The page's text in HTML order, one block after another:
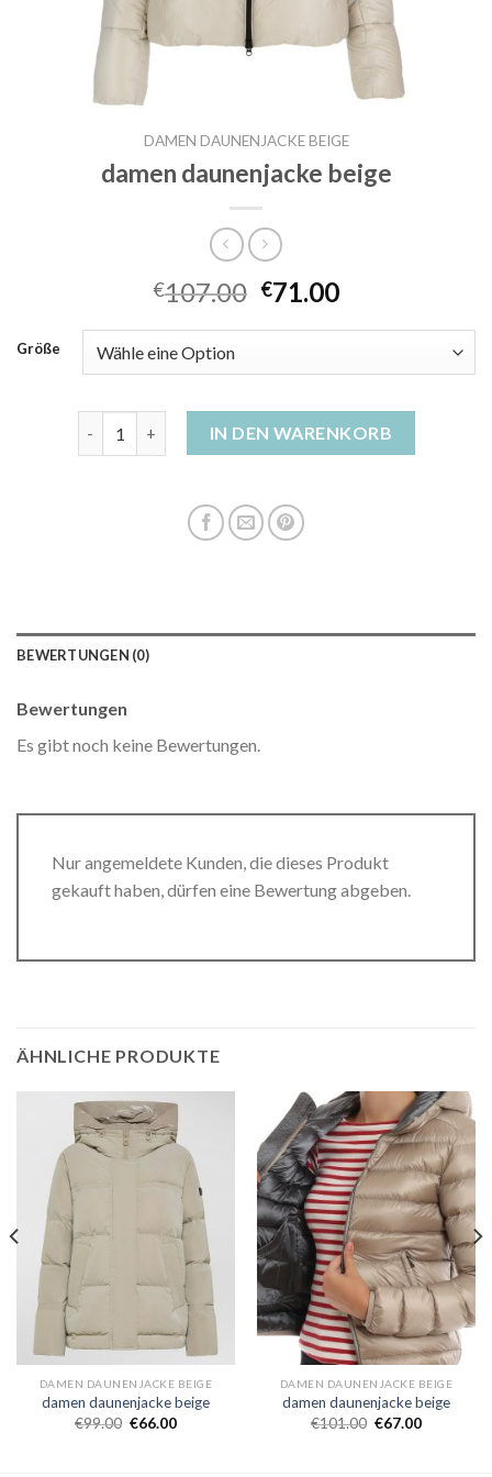
DAMEN DAUNENJACKE BEIGE
damen daunenjacke beige
€107.00 €71.00
Größe
damen daunenjacke beige Menge
IN DEN WARENKORB
BEWERTUNGEN (0)
Bewertungen
Es gibt noch keine Bewertungen.
Nur angemeldete Kunden, die dieses Produkt
gekauft haben, dürfen eine Bewertung abgeben.
ÄHNLICHE PRODUKTE
DAMEN DAUNENJACKE BEIGE
damen daunenjacke beige
€99.00 €66.00
DAMEN DAUNENJACKE BEIGE
damen daunenjacke beige
€101.00 €67.00